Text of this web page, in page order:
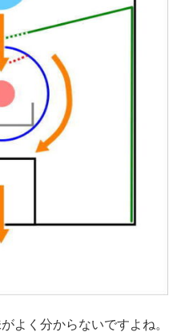
よく分からないですよね。